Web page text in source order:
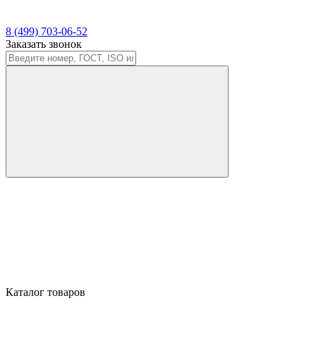
8 (499) 703-06-52
Заказать звонок
Каталог товаров